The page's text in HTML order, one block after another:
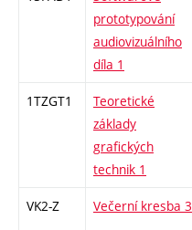
prototypování
audiovizuálního
díla 1
1TZGT1
Teoretické
základy
grafických
technik 1
VK2-Z Večerní kresba 3